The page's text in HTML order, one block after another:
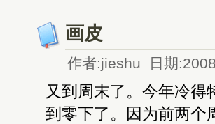
画皮
作者:jieshu 日期
又到周末了。今年冷得
到零下了。因为前两个